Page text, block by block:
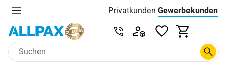
Menu Privatkunden Preisliste:
Gewerbekunden
Zum Hauptinhalt springen
Service & Beratung unter